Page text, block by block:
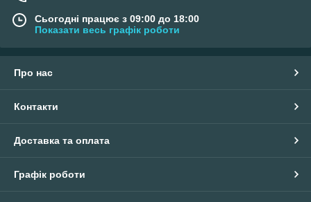
Сьогодні працює з 09:00 до 18:00
Показати весь графік роботи
Про нас
Контакти
Доставка та оплата
Графік роботи